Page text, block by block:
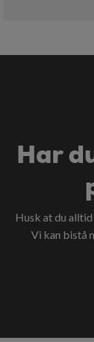
Har
Husk at du
Vi kan bistå